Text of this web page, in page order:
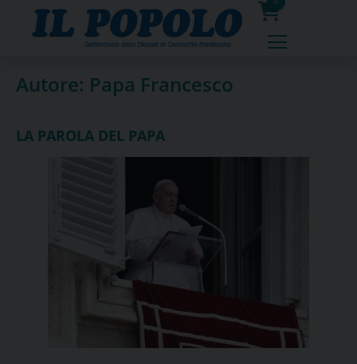
0
prodotti
Autore: Papa Francesco
LA PAROLA DEL PAPA